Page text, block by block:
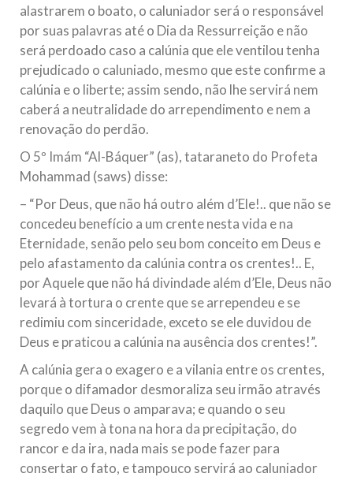
alastrarem o boato, o caluniador será o responsável
por suas palavras até o Dia da Ressurreição e não
será perdoado caso a calúnia que ele ventilou tenha
prejudicado o caluniado, mesmo que este confirme a
calúnia e o liberte; assim sendo, não lhe servirá nem
caberá a neutralidade do arrependimento e nem a
renovação do perdão.
O 5º Imám “Al-Báquer” (as), tataraneto do Profeta
Mohammad (saws) disse:
– “Por Deus, que não há outro além d’Ele!.. que não se
concedeu benefício a um crente nesta vida e na
Eternidade, senão pelo seu bom conceito em Deus e
pelo afastamento da calúnia contra os crentes!.. E,
por Aquele que não há divindade além d’Ele, Deus não
levará à tortura o crente que se arrependeu e se
redimiu com sinceridade, exceto se ele duvidou de
Deus e praticou a calúnia na ausência dos crentes!”.
A calúnia gera o exagero e a vilania entre os crentes,
porque o difamador desmoraliza seu irmão através
daquilo que Deus o amparava; e quando o seu
segredo vem à tona na hora da precipitação, do
rancor e da ira, nada mais se pode fazer para
consertar o fato, e tampouco servirá ao caluniador